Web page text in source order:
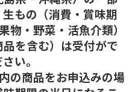
もの（消費・賞味期
物・野菜・活魚介類）
を含む）は受付がで
い。
の商品をお申込みの場